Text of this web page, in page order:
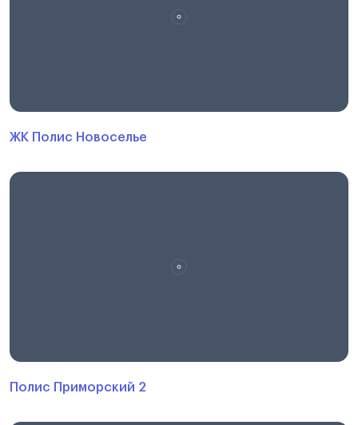
ЖК Полис Новоселье
Полис Приморский 2